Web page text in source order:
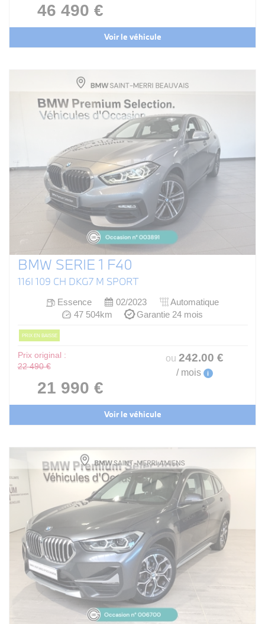
46 490 €
Voir le véhicule
BMW SERIE 1 F40
116I 109 CH DKG7 M SPORT
Essence 02/2023
Automatique
47 504km
Garantie 24 mois
PRIX EN BAISSE
Prix original :
22 490 €
21 990 €
ou 242.00 €
/ mois i
Voir le véhicule